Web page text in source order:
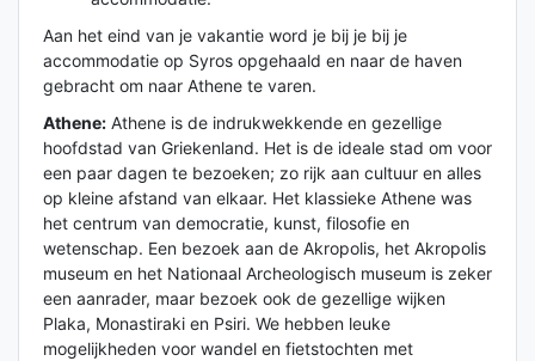
Aan het eind van je vakantie word je bij je bij je
accommodatie op Syros opgehaald en naar de haven
gebracht om naar Athene te varen.
Athene: Athene is de indrukwekkende en gezellige
hoofdstad van Griekenland. Het is de ideale stad om voor
een paar dagen te bezoeken; zo rijk aan cultuur en alles
op kleine afstand van elkaar. Het klassieke Athene was
het centrum van democratie, kunst, filosofie en
wetenschap. Een bezoek aan de Akropolis, het Akropolis
museum en het Nationaal Archeologisch museum is zeker
een aanrader, maar bezoek ook de gezellige wijken
Plaka, Monastiraki en Psiri. We hebben leuke
mogelijkheden voor wandel en fietstochten met